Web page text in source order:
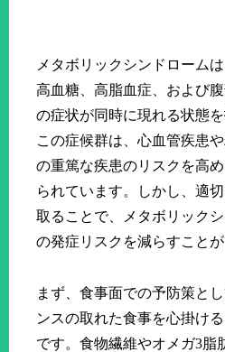
メタボリックシンドロームは
高血糖、高脂血症、および
の症状が同時に現れる状態を
この症候群は、心血管疾患
の重篤な疾患のリスクを高
られています。しかし、適
取ることで、メタボリック
の発症リスクを減らすことが
まず、食事面での予防策と
ンスの取れた食事を心掛け
です。食物繊維やオメガ3脂